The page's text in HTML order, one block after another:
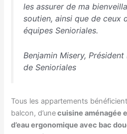
les assurer de ma
soutien, ainsi que de ceux
équipes Senioriales.
Benjamin Misery,
de Senioriales
Tous les appartements bénéficient
balcon, d’unecuisine aménagée
d’eau ergonomique avec bac